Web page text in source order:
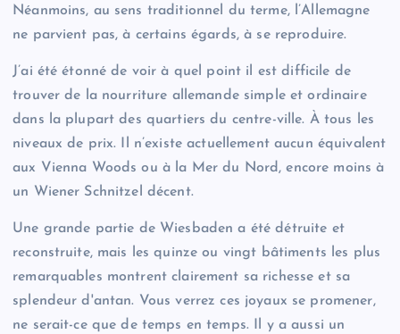
Néanmoins, au sens traditionnel du terme, l’Allemagne
ne parvient pas, à certains égards, à se reproduire.
J’ai été étonné de voir à quel point il est difficile de
trouver de la nourriture allemande simple et ordinaire
dans la plupart des quartiers du centre-ville. À tous les
niveaux de prix. Il n’existe actuellement aucun équivalent
aux Vienna Woods ou à la Mer du Nord, encore moins à
un Wiener Schnitzel décent.
Une grande partie de Wiesbaden a été détruite et
reconstruite, mais les quinze ou vingt bâtiments les plus
remarquables montrent clairement sa richesse et sa
splendeur d'antan. Vous verrez ces joyaux se promener,
ne serait-ce que de temps en temps. Il y a aussi un